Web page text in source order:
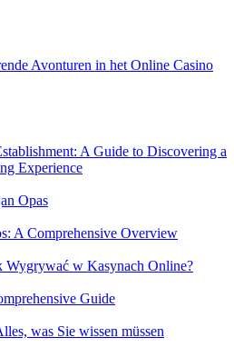
Avonturen in het Online Casino
A Guide to Discovering a
Experience
Opas
A Comprehensive Overview
Wygrywać w Kasynach Online?
Guide
was Sie wissen müssen